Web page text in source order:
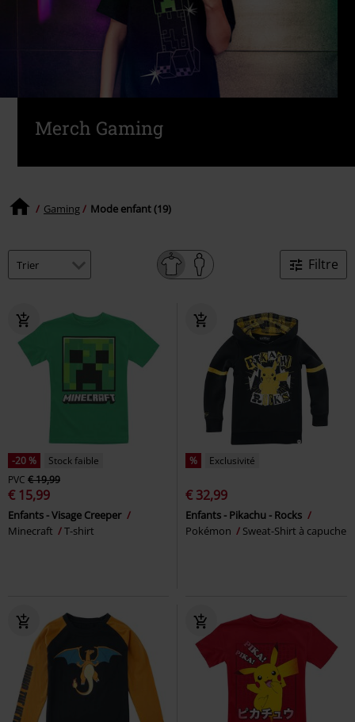
Merch Gaming
Gaming Mode enfant (19)
Filtre
-20 %
Stock faible
PVC € 19,99
€ 15,99
Enfants - Visage Creeper
Minecraft
T-shirt
% Exclusivité
€ 32,99
Enfants - Pikachu - Rocks
Pokémon
Sweat-Shirt à capuche